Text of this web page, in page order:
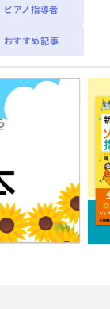
ピアノ指導者
おすすめ記事